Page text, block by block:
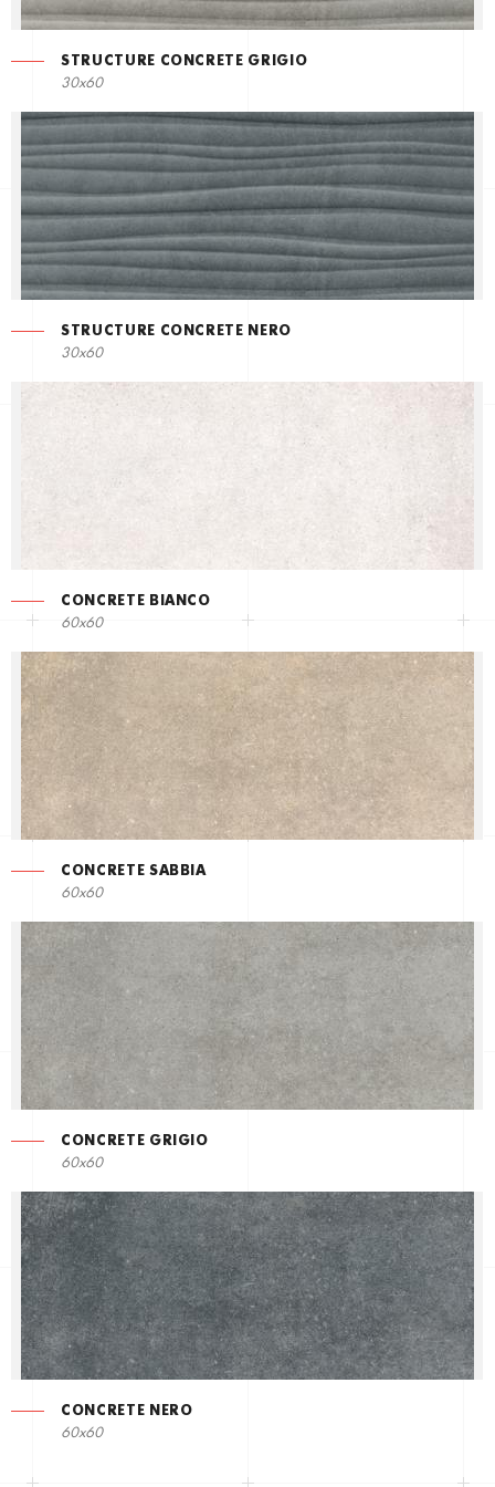
STRUCTURE CONCRETE GRIGIO
30x60
STRUCTURE CONCRETE NERO
30x60
CONCRETE BIANCO
60x60
CONCRETE SABBIA
60x60
CONCRETE GRIGIO
60x60
CONCRETE NERO
60x60